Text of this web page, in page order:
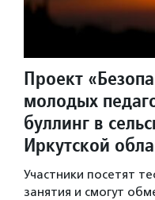
Проект
молодых
буллинг в
Иркутской
Участники посетят
занятия и смогут